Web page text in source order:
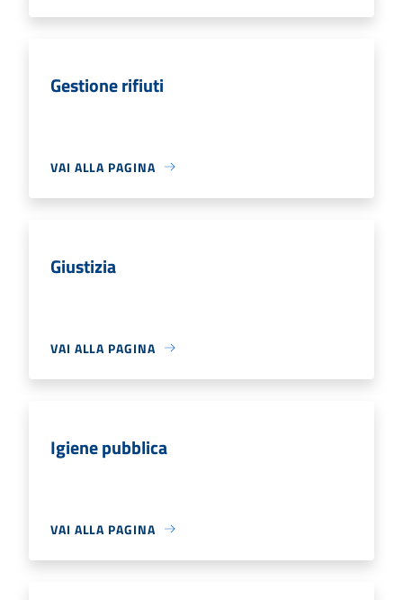
Gestione rifiuti
VAI ALLA PAGINA
Giustizia
VAI ALLA PAGINA
Igiene pubblica
VAI ALLA PAGINA